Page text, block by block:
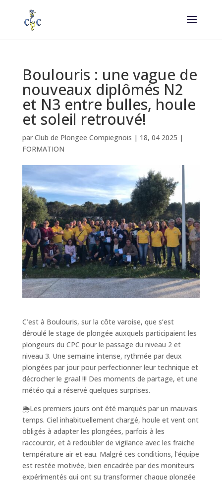
Boulouris : une vague de
nouveaux diplômés N2
et N3 entre bulles, houle
et soleil retrouvé!
par Club de Plongee Compiegnois | 18, 04 2025 |
FORMATION
C’est à Boulouris, sur la côte varoise, que s’est
déroulé le stage de plongée auxquels participaient les
plongeurs du CPC pour le passage du niveau 2 et
niveau 3. Une semaine intense, rythmée par deux
plongées par jour pour perfectionner leur technique et
décrocher le graal !!! Des moments de partage, et une
météo qui a réservé quelques surprises.
🌦️Les premiers jours ont été marqués par un mauvais
temps. Ciel inhabituellement chargé, houle et vent ont
obligés à adapter les plongées, parfois à les
raccourcir, et à redoubler de vigilance avec les fraiche
température air et eau. Malgré ces conditions, l’équipe
est restée motivée, bien encadrée par des moniteurs
expérimentés qui ont su transformer chaque plongée